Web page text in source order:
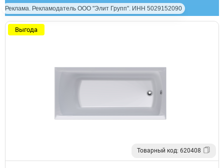
Реклама. Рекламодатель ООО "Элит Групп". ИНН 5029152090
Выгода
Товарный код: 620408